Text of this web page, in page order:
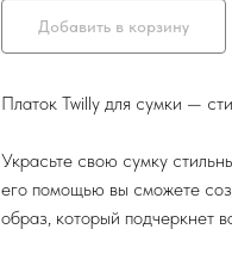
Добавить в корзину
Платок Twilly для сумки —
Украсьте свою сумку
его помощью вы сможете
образ, который подчеркнет